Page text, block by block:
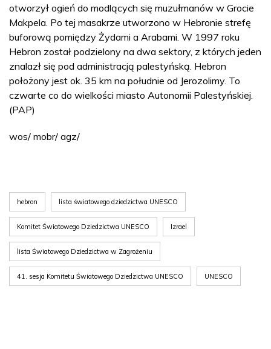
otworzył ogień do modlących się muzułmanów w Grocie
Makpela. Po tej masakrze utworzono w Hebronie strefę
buforową pomiędzy Żydami a Arabami. W 1997 roku
Hebron został podzielony na dwa sektory, z których jeden
znalazł się pod administracją palestyńską. Hebron
położony jest ok. 35 km na południe od Jerozolimy. To
czwarte co do wielkości miasto Autonomii Palestyńskiej.
(PAP)
wos/ mobr/ agz/
hebron lista światowego dziedzictwa UNESCO
Komitet Światowego Dziedzictwa UNESCO Izrael
lista Światowego Dziedzictwa w Zagrożeniu
41. sesja Komitetu Światowego Dziedzictwa UNESCO UNESCO